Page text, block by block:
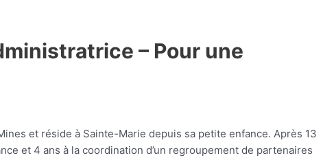
– Pour une
et réside à Sainte-Marie depuis sa petite enfance. Après 13
et 4 ans à la coordination d’un regroupement de partenaires